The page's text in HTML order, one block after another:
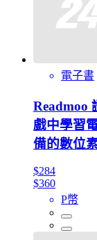
電子書
Readmoo
戲中學習
備的數位
$284
$360
P幣